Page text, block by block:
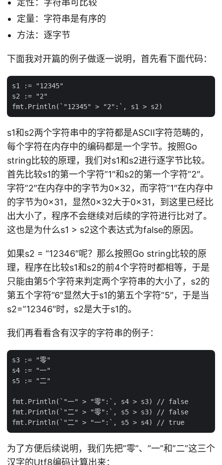
定性：字符串可比较
定量：字符串是有序的
方法：逐字节
下面我对开篇的例子做逐一说明，首先看下面代码：
s1 := "12345"
s2 := "2"
s1和s2两个字符串中的字符都是ASCII字符范畴的，
每个字符在内存中的编码都是一个字节。按照Go
string比较的原理，我们对s1和s2进行逐字节比较。
首先比较s1的第一个字符”1″和s2的第一个字符”2″。
字符”2″在内存中的字节为0×32，而字符”1″在内存中
的字节为0×31，显然0×32大于0×31，到这里已经比
出大小了，程序不会继续对后续的字符进行比对了。
这也是为什么s1 > s2这个表达式为false的原因。
如果s2 = “12346″呢？那么按照Go string比较的原
理，程序在比较s1和s2的前4个字符时都相等，于是
只能由第5个字符来判定两个字符串的大小了，s2的
第五个字符”6″显然大于s1的第五个字符”5″，于是当
s2=”12346″时，s2是大于s1的。
我们再看看含有汉字的字符串的例子：
s3 := "零"
s4 := "一"
s5 := "二"
fmt.Println(`"一" > "零":`, s4 > s3) // false
fmt.Println(`"二" > "零":`, s5 > s3) // false
为了方便后续说明，我们先把”零”、”一”和”二”这三个
汉字的Utf8编码计算出来：